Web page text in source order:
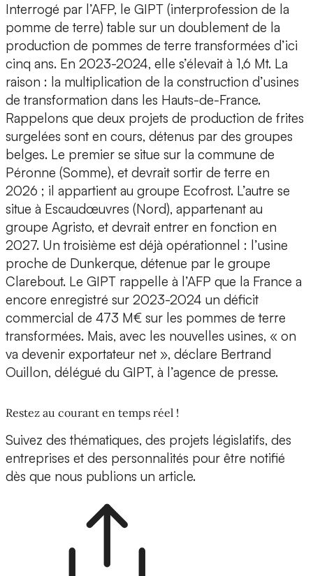
Interrogé par l’AFP, le GIPT (interprofession de la
pomme de terre) table sur un doublement de la
production de pommes de terre transformées d’ici
cinq ans. En 2023-2024, elle s’élevait à 1,6 Mt. La
raison : la multiplication de la construction d’usines
de transformation dans les Hauts-de-France.
Rappelons que deux projets de production de frites
surgelées sont en cours, détenus par des groupes
belges. Le premier se situe sur la commune de
Péronne (Somme), et devrait sortir de terre en
2026 ; il appartient au groupe Ecofrost. L’autre se
situe à Escaudœuvres (Nord), appartenant au
groupe Agristo, et devrait entrer en fonction en
2027. Un troisième est déjà opérationnel : l’usine
proche de Dunkerque, détenue par le groupe
Clarebout. Le GIPT rappelle à l’AFP que la France a
encore enregistré sur 2023-2024 un déficit
commercial de 473 M€ sur les pommes de terre
transformées. Mais, avec les nouvelles usines, « on
va devenir exportateur net », déclare Bertrand
Ouillon, délégué du GIPT, à l’agence de presse.
Restez au courant en temps réel !
Suivez des thématiques, des projets législatifs, des
entreprises et des personnalités pour être notifié
dès que nous publions un article.